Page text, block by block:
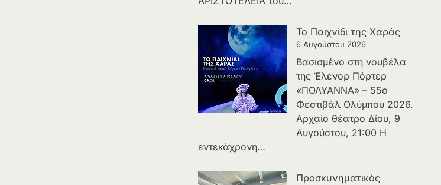
Το Παιχνίδι της Χαράς
6 Αυγούστου 2026
Βασισμένο στη νουβέλα
της Έλενορ Πόρτερ
«ΠΟΛΥΑΝΝΑ» – 55ο
Φεστιβάλ Ολύμπου 2026.
Αρχαίο θέατρο Δίου, 9
Αυγούστου, 21:00 Η
εντεκάχρονη…
Προσκυνηματικός